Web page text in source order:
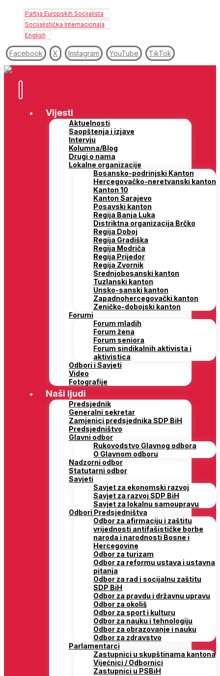
Partija Europskih Socijalista
Socijalistička Internacionala
English
Facebook X Instagram YouTube TikTok
Vijesti
Aktuelnosti
Saopštenja i izjave
Intervju
Kolumna/Blog
Drugi o nama
Lokalne organizacije
Bosansko-podrinjski Kanton
Hercegovačko-neretvanski kanton
Kanton 10
Kanton Sarajevo
Posavski kanton
Regija Banja Luka
Distriktna organizacija Brčko
Regija Doboj
Regija Gradiška
Regija Modriča
Regija Prijedor
Regija Zvornik
Srednjobosanski kanton
Tuzlanski kanton
Unsko-sanski kanton
Zapadnohercegovački kanton
Zeničko-dobojski kanton
Forumi
Forum mladih
Forum žena
Forum seniora
Forum sindikalnih aktivista i
aktivistica
Odbori i Savjeti
Video
Fotografije
Naši ljudi
Predsjednik
Generalni sekretar
Zamjenici predsjednika SDP BiH
Predsjedništvo
Glavni odbor
Rukovodstvo Glavnog odbora
O Glavnom odboru
Nadzorni odbor
Statutarni odbor
Savjeti
Savjet za ekonomski razvoj
Savjet za razvoj SDP BiH
Savjet za lokalnu samoupravu
Odbori Predsjedništva
Odbor za afirmaciju i zaštitu
vrijednosti antifašističke borbe
naroda i narodnosti Bosne i
Hercegovine
Odbor za turizam
Odbor za reformu ustava i ustavna
pitanja
Odbor za rad i socijalnu zaštitu
SDP BiH
Odbor za pravdu i državnu upravu
Odbor za okoliš
Odbor za sport i kulturu
Odbor za nauku i tehnologiju
Odbor za obrazovanje i nauku
Odbor za zdravstvo
Parlamentarci
Zastupnici u skupštinama kantona
Vijećnici / Odbornici
Zastupnici u PSBiH